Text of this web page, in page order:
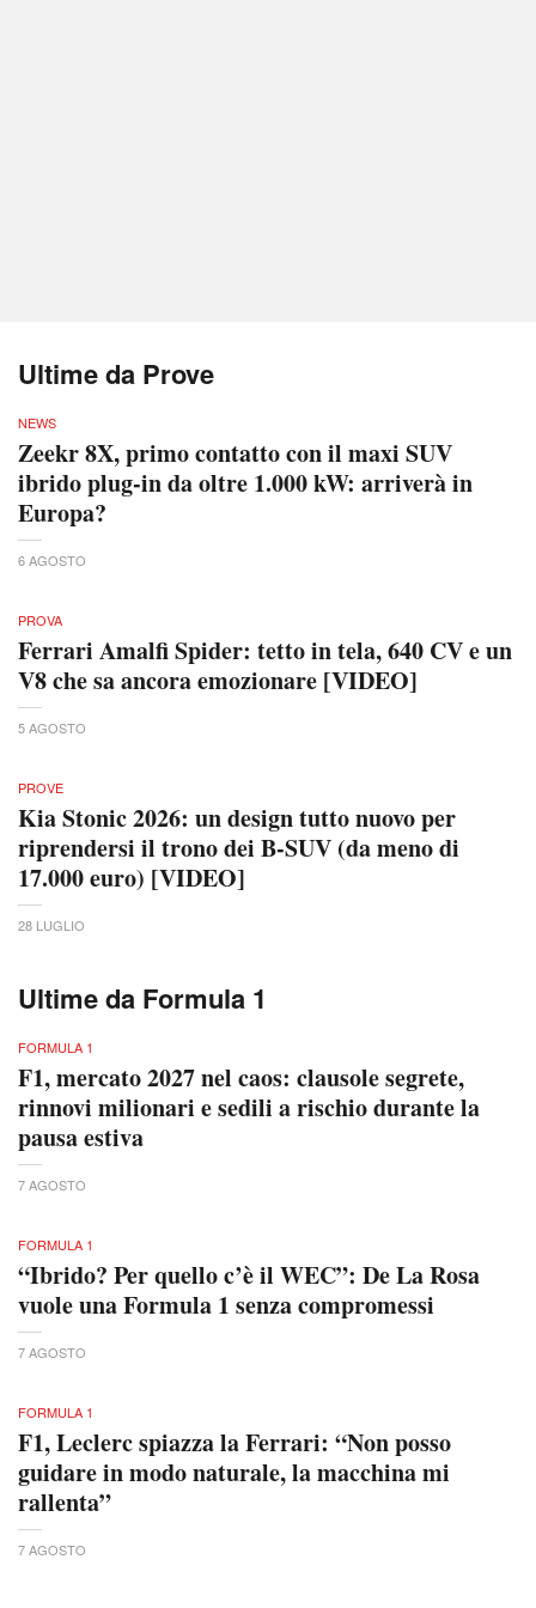
Ultime da Prove
NEWS
Zeekr 8X, primo contatto con il maxi SUV
ibrido plug-in da oltre 1.000 kW: arriverà in
Europa?
6 AGOSTO
PROVA
Ferrari Amalfi Spider: tetto in tela, 640 CV e un
V8 che sa ancora emozionare [VIDEO]
5 AGOSTO
PROVE
Kia Stonic 2026: un design tutto nuovo per
riprendersi il trono dei B-SUV (da meno di
17.000 euro) [VIDEO]
28 LUGLIO
Ultime da Formula 1
FORMULA 1
F1, mercato 2027 nel caos: clausole segrete,
rinnovi milionari e sedili a rischio durante la
pausa estiva
7 AGOSTO
FORMULA 1
“Ibrido? Per quello c’è il WEC”: De La Rosa
vuole una Formula 1 senza compromessi
7 AGOSTO
FORMULA 1
F1, Leclerc spiazza la Ferrari: “Non posso
guidare in modo naturale, la macchina mi
rallenta”
7 AGOSTO